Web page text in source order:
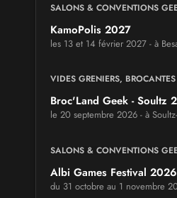
SALONS & CONVENTIONS
KamoPolis 2027
les 13 et 14 février 2027 - à
VIDES GRENIERS, BROCANTES
Broc'Land Geek - Soultz
le 20 septembre 2026 - à
SALONS & CONVENTIONS
Albi Games Festival 2026
du 31 octobre au 1 novembre